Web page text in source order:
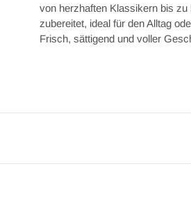
von herzhaften Klassikern bis
zubereitet, ideal für den Alltag
Frisch, sättigend und voller